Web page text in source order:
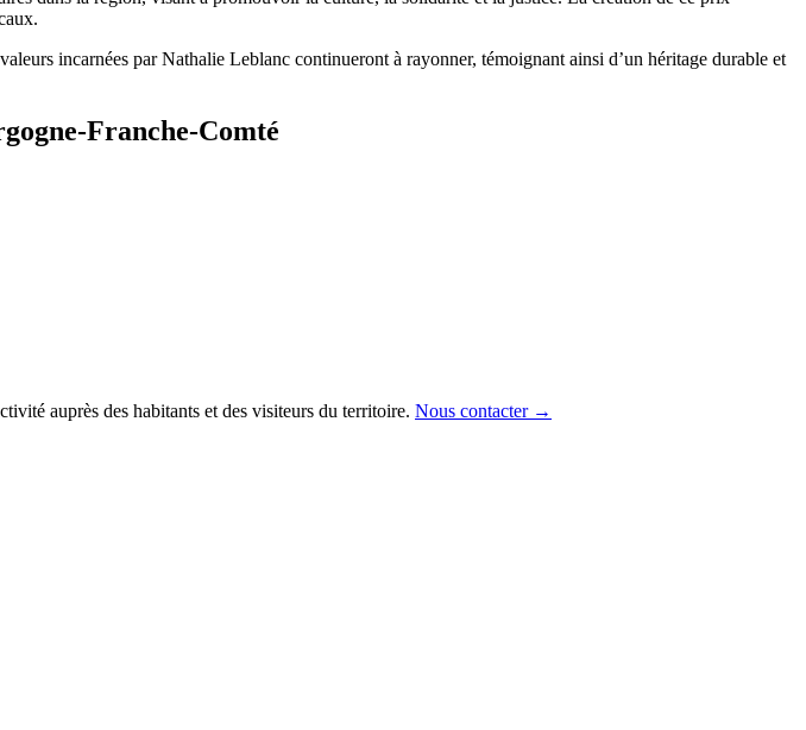
incarnées par Nathalie Leblanc continueront à rayonner, témoignant ainsi d’un héritage durable et
Franche-Comté
auprès des habitants et des visiteurs du territoire. Nous contacter →